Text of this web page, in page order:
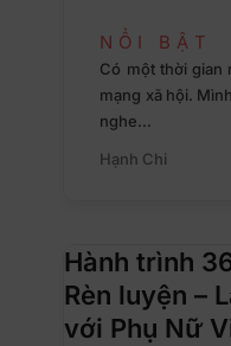
NỔI BẬT
Có một thời gian
mạng xã hội.
nghe…
Hạnh Chi
Hành trình
Rèn luyện –
với Phụ Nữ